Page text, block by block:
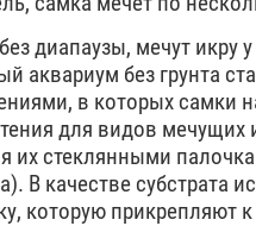
диапаузы, мечут икру
аквариум без грунта
в которых самки
для видов мечущих
их стеклянными
В качестве субстрата
которую прикрепляют